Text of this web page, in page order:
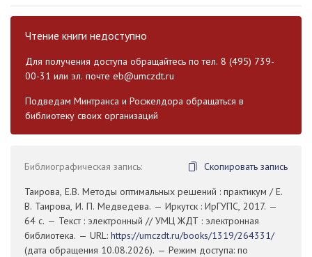
Чтение книги недоступно
Для получения доступа обращайтесь по тел. 8 (495) 739-
00-31 или эл. почте eb@umczdt.ru
Подведам Минтранса и Росжелдора обращаться в
библиотеку своих организаций
Библиографическая запись:
Скопировать запись
Таирова, Е.В. Методы оптимальных решений : практикум / Е.
В. Таирова, И. П. Медведева. — Иркутск : ИрГУПС, 2017. —
64 с. — Текст : электронный // УМЦ ЖДТ : электронная
библиотека. — URL: https://umczdt.ru/books/1319/264331/
(дата обращения 10.08.2026). — Режим доступа: по